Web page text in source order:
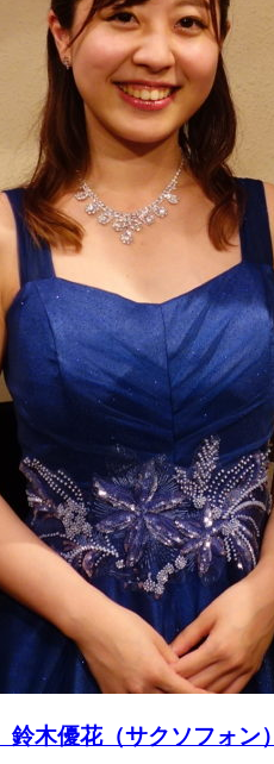
木優花（サクソフォン）